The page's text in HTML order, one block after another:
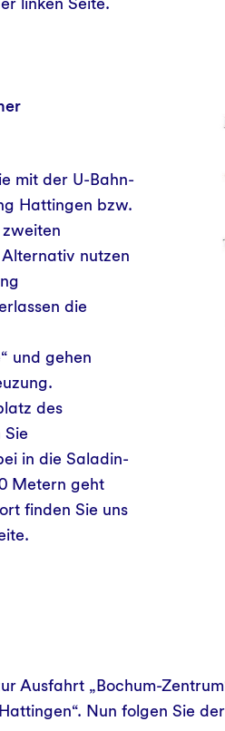
mit der U-Bahn-
Hattingen bzw.
nutzen
die
und gehen
des
Sie
in die Saladin-
Metern geht
finden Sie uns
Ausfahrt „Bochum-
Nun folgen Sie